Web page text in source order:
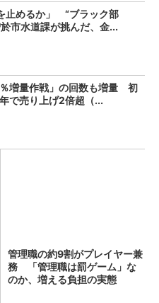
止めるか」 “ブラック部
市水道課が挑んだ、金...
増量作戦」の回数も増量 初
で売り上げ2倍超（...
管理職の約9割がプレイヤー兼
務 「管理職は罰ゲーム」な
のか、増える負担の実態